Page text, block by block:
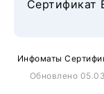
Инфоматы
Обновлено